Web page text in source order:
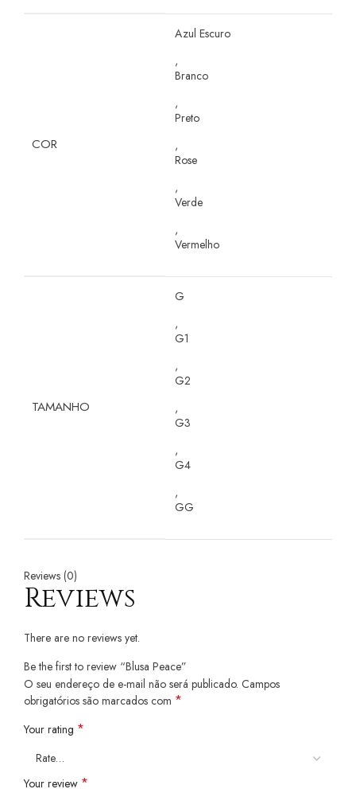
COR
Azul Escuro
,
Branco
,
Preto
,
Rose
,
Verde
,
Vermelho
TAMANHO
G
,
G1
,
G2
,
G3
,
G4
,
GG
Reviews (0)
Reviews
There are no reviews yet.
Be the first to review “Blusa Peace”
O seu endereço de e-mail não será publicado. Campos
obrigatórios são marcados com *
Your rating *
Your review *